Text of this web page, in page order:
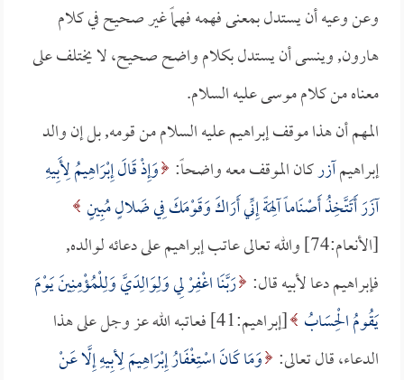
وعن وعيه أن يستدل بمعنى فهمه فهماً غير صحيح في كلام
هارون, وينسى أن يستدل بكلام واضح صحيح، لا يختلف على
معناه من كلام موسى عليه السلام.
المهم أن هذا موقف إبراهيم عليه السلام من قومه, بل إن والد
إبراهيمآزركان الموقف معه واضحاً: وَإِذْ قَالَ إِبْرَاهِيمُ لِأَبِيهِ
آزَرَ أَتَتَّخِذُ أَصْنَاماً آلِهَةً إِنِّي أَرَاكَ وَقَوْمَكَ فِي ضَلالٍ مُبِينٍ
[الأنعام:74] والله تعالى عاتب إبراهيم على دعائه لوالده,
فإبراهيم دعا لأبيه قال: رَبَّنَا اغْفِرْ لِي وَلِوَالِدَيَّ وَلِلْمُؤْمِنِينَ يَوْمَ
يَقُومُ الْحِسَابُ
[إبراهيم:41] فعاتبه الله عز وجل على هذا
الدعاء، قال تعالى: وَمَا كَانَ اسْتِغْفَارُ إِبْرَاهِيمَ لِأبِيهِ إِلَّا عَنْ